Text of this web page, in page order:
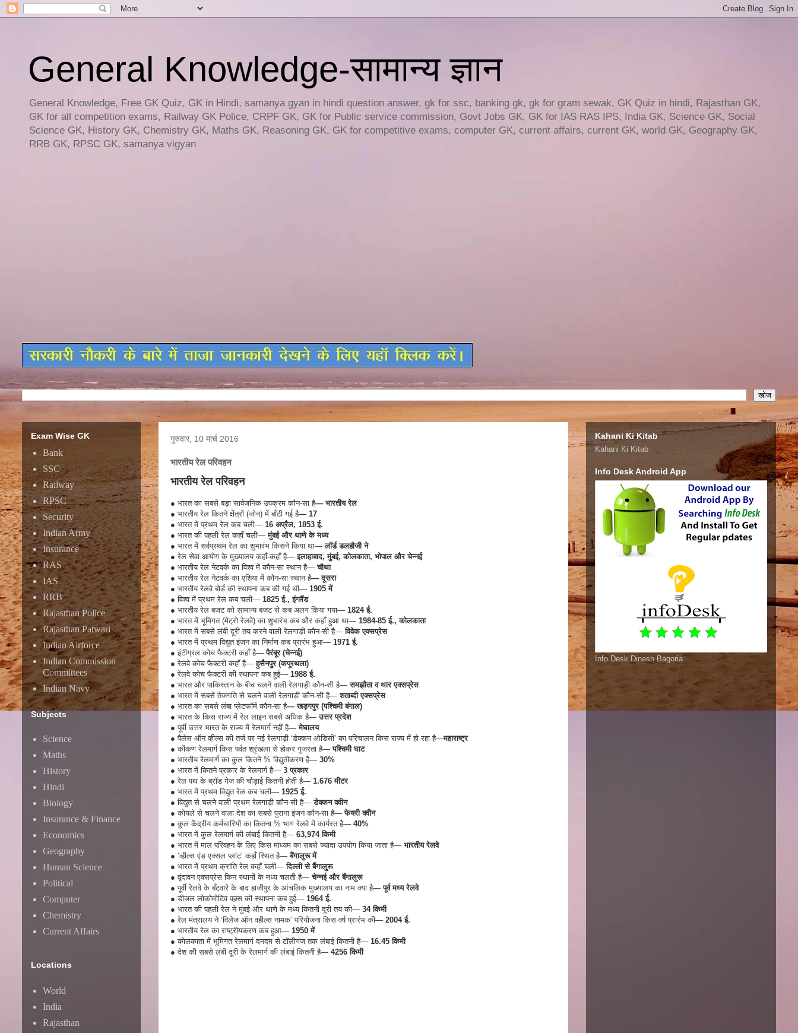
General Knowledge-सामान्य ज्ञान
General Knowledge, Free GK Quiz, GK in Hindi, samanya gyan in hindi question answer, gk for ssc, banking gk, gk for gram sewak, GK Quiz in hindi, Rajasthan GK,
GK for all competition exams, Railway GK Police, CRPF GK, GK for Public service commission, Govt Jobs GK, GK for IAS RAS IPS, India GK, Science GK, Social
Science GK, History GK, Chemistry GK, Maths GK, Reasoning GK, GK for competitive exams, computer GK, current affairs, current GK, world GK, Geography GK,
RRB GK, RPSC GK, samanya vigyan
गुरुवार, 10 मार्च 2016
भारतीय रेल परिवहन
भारतीय रेल परिवहन
● भारत का सबसे बड़ा सार्वजनिक उपक्रम कौन-सा है— भारतीय रेल
● भारतीय रेल कितने क्षेंत्रों (जोन) में बाँटी गई है— 17
● भारत में प्रथम रेल कब चली— 16 अप्रैल, 1853 ई.
● भारत की पहली रेल कहाँ चली— मुंबई और थाणे के मध्य
● भारत में सर्वप्रथम रेल का शुभारंभ किसने किया था— लॉर्ड डलहौजी ने
●रेल सेवा आयोग के मुख्यालय कहाँ-कहाँ है— इलाहाबाद, मुंबई, कोलकाता, भोपाल और चेन्नई
● भारतीय रेल नेटवर्क का विश्व में कौन-सा स्थान है— चौथा
● भारतीय रेल नेटवर्क का एशिया में कौन-सा स्थान है— दूसरा
● भारतीय रेलवे बोर्ड की स्थापना कब की गई थी— 1905 में
●विश्व में प्रथम रेल कब चली— 1825 ई., इंग्लैंड
● भारतीय रेल बजट को सामान्य बजट से कब अलग किया गया— 1824 ई.
● भारत में भूमिगत (मेट्रो रेलवे) का शुभारंभ कब और कहाँ हुआ था— 1984-85 ई., कोलकाता
● भारत में सबसे लंबी दूरी तय करने वाली रेलगाड़ी कौन-सी है— विवेक एक्सप्रेस
● भारत में प्रथम विद्युत इंजन का निर्माण कब प्रारंभ हुआ— 1971 ई.
●इंटीग्रल कोच फैक्टरी कहाँ है— पैरंबूर (चेन्नई)
●रेलवे कोच फैक्टरी कहाँ है— हुसैनपुर (कपूरथला)
●रेलवे कोच फैक्टरी की स्थापना कब हुई— 1988 ई.
● भारत और पाकिस्तान के बीच चलने वाली रेलगाड़ी कौन-सी है— समझौता व थार एक्सप्रेस
● भारत में सबसे तेजगति से चलने वाली रेलगाड़ी कौन-सी है— शताब्दी एक्सप्रेस
● भारत का सबसे लंबा प्लेटफॉर्म कौन-सा है— खड़गपुर (पश्चिमी बंगाल)
● भारत के किस राज्य में रेल लाइन सबसे अधिक है— उत्तर प्रदेश
●पूर्वी उत्तर भारत के राज्य में रेलमार्ग नहीं है— मेघालय
●पैलेस ऑन व्हील्स की तर्ज पर नई रेलगाड़ी ‘डेक्कन ओडिसी’ का परिचालन किस राज्य में हो रहा है—महाराष्ट्र
●कोंकण रेलमार्ग किस पर्वत श्रृंखला से होकर गुजरता है— पश्चिमी घाट
● भारतीय रेलमार्ग का कुल कितने % विद्युतीकरण है— 30%
● भारत में कितने प्रकार के रेलमार्ग है— 3 प्रकार
●रेल पथ के ब्रॉड गेज की चौड़ाई कितनी होती है— 1.676 मीटर
● भारत में प्रथम विद्युत रेल कब चली— 1925 ई.
●विद्युत से चलने वाली प्रथम रेलगाड़ी कौन-सी है— डेक्कन क्वीन
●कोयले से चलने वाला देश का सबसे पुराना इंजन कौन-सा है— फेयरी क्वीन
●कुल केंद्रीय कर्मचारियों का कितना % भाग रेलवे में कार्यरत है— 40%
● भारत में कुल रेलमार्ग की लंबाई कितनी है— 63,974 किमी
● भारत में माल परिवहन के लिए किस माध्यम का सबसे ज्यादा उपयोग किया जाता है— भारतीय रेलवे
● ‘व्हील्स एंड एक्सल प्लांट’ कहाँ स्थित है— बैंगालुरू में
● भारत में प्रथम क्रांति रेल कहाँ चली— दिल्ली से बैंगालुरू
●वृंदावन एक्सप्रेस किन स्थानों के मध्य चलती है— चेन्नई और बैंगालुरू
●पूर्वी रेलवे के बँटवारे के बाद हाजीपुर के आंचलिक मुख्यालय का नाम क्या है— पूर्व मध्य रेलवे
●डीजल लोकोमोटिव वक्र्स की स्थापना कब हुई— 1964 ई.
● भारत की पहली रेल ने मुंबई और थाणे के मध्य कितनी दूरी तय की— 34 किमी
●रेल मंत्रालय ने ‘विलेज ऑन वहील्स नामक’ परियोजना किस वर्ष प्रारंभ की— 2004 ई.
● भारतीय रेल का राष्ट्रीयकरण कब हुआ— 1950 में
●कोलकाता में भूमिगत रेलमार्ग दमदम से टॉलीगंज तक लंबाई कितनी है— 16.45 किमी
●देश की सबसे लंबी दूरी के रेलमार्ग की लंबाई कितनी है— 4256 किमी
Exam Wise GK
Bank
SSC
Railway
RPSC
Security
Indian Army
Insurance
RAS
IAS
RRB
Rajasthan Police
Rajasthan Patwari
Indian Airforce
Indian Commission
Committees
Indian Navy
Subjects
Science
Maths
History
Hindi
Biology
Insurance & Finance
Economics
Geography
Human Science
Political
Computer
Chemistry
Current Affairs
Locations
World
India
Rajasthan
Kahani Ki Kitab
Kahani Ki Kitab
Info Desk Android App
Info Desk Dinesh Bagoria